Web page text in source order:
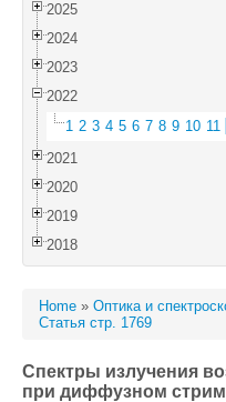
2025
2024
2023
2022
1 2 3 4 5 6 7 8 9 10 11
2021
2020
2019
2018
Home » Оптика и
Статья стр. 1769
Спектры излучения
при диффузном